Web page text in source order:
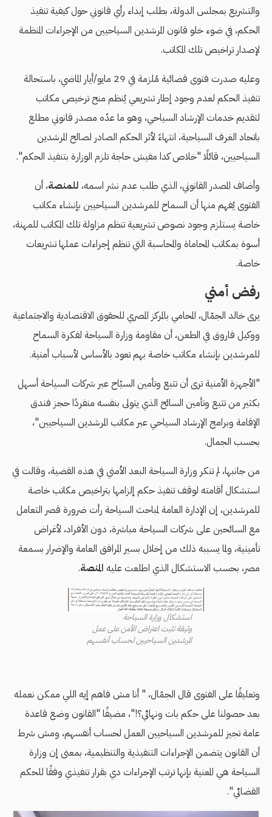
والتشريع بمجلس الدولة، بطلب إبداء رأي قانوني حول كيفية تنفيذ
الحكم، في ضوء خلو قانون المرشدين السياحيين من الإجراءات المنظمة
لإصدار تراخيص تلك المكاتب.
وعليه صدرت فتوى قضائية مُلزمة في 29 مايو/أيار الماضي، باستحالة
تنفيذ الحكم لعدم وجود إطار تشريعي يُنظم منح ترخيص مكاتب
لتقديم خدمات الإرشاد السياحي، وهو ما عدّه مصدر قانوني مطلع
باتحاد الغرف السياحية، انتهاءً لأثر الحكم الصادر لصالح المرشدين
السياحيين، قائلًا "خلاص كدا مفيش حاجة تلزم الوزارة بتنفيذ الحكم".
وأضاف المصدر القانوني، الذي طلب عدم نشر اسمه، للمنصة، أن
الفتوى يُفهم منها أن السماح للمرشدين السياحيين بإنشاء مكاتب
خاصة يستلزم وجود نصوص تشريعية تنظم مزاولة تلك المكاتب للمهنة،
أسوة بمكاتب المحاماة والمحاسبة التي تنظم إجراءات عملها تشريعات
خاصة.
رفض أمني
يرى خالد الجمّال، المحامي بالمركز المصري للحقوق الاقتصادية والاجتماعية
ووكيل فاروق في الطعن، أن مقاومة وزارة السياحة لفكرة السماح
للمرشدين بإنشاء مكاتب خاصة بهم تعود بالأساس لأسباب أمنية.
"الأجهزة الأمنية ترى أن تتبع وتأمين السيّاح عبر شركات السياحة أسهل
بكثير من تتبع وتأمين السائح الذي يتولى بنفسه منفردًا حجز فندق
الإقامة وبرامج الإرشاد السياحي عبر مكاتب المرشدين السياحيين"،
بحسب الجمال.
من جانبها، لم تنكر وزارة السياحة البعد الأمني في هذه القضية، وقالت في
استشكال أقامته لوقف تنفيذ حكم إلزامها بتراخيص مكاتب خاصة
للمرشدين، إن الإدارة العامة لمباحث السياحة رأت ضرورة قصر التعامل
مع السائحين على شركات السياحة مباشرة، دون الأفراد، لأغراض
تأمينية، ولما يسببه ذلك من إخلال بسير المرافق العامة والإضرار بسمعة
مصر، بحسب الاستشكال الذي اطلعت عليه المنصة.
استشكال وزارة السياحة
وثيقة تثبت اعتراض الأمن على عمل
المرشدين السياحيين لحساب أنفسهم
وتعليقًا على الفتوى قال الجمّال، " أنا مش فاهم إيه اللي ممكن نعمله
بعد حصولنا على حكم بات ونهائي؟!"، مضيفًا "القانون وضع قاعدة
عامة تجيز للمرشدين السياحيين العمل لحساب أنفسهم، ومش شرط
أن القانون يتضمن الإجراءات التنفيذية والتنظيمية، بمعنى إن وزارة
السياحة هي المعنية بإنها ترتب الإجراءات دي بقرار تنفيذي وفقًا للحكم
القضائي".